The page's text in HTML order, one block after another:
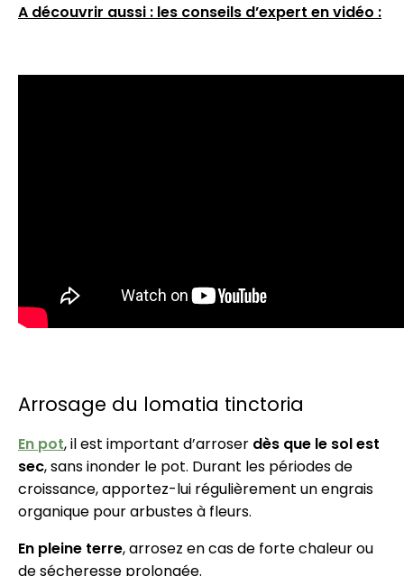
A découvrir aussi : les conseils d’expert en vidéo :
Arrosage du lomatia tinctoria
En pot, il est important d’arroser dès que le sol est
sec, sans inonder le pot. Durant les périodes de
croissance, apportez-lui régulièrement un engrais
organique pour arbustes à fleurs.
En pleine terre, arrosez en cas de forte chaleur ou
de sécheresse prolongée.